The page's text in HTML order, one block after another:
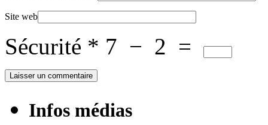
Site web
Sécurité * 7 − 2 =
Infos médias